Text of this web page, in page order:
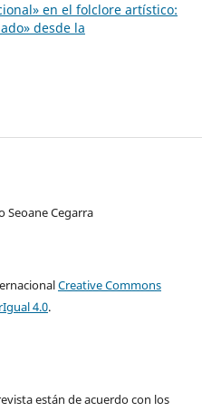
en el folclore artístico:
desde la
Seoane Cegarra
Creative Commons
4.0.
están de acuerdo con los